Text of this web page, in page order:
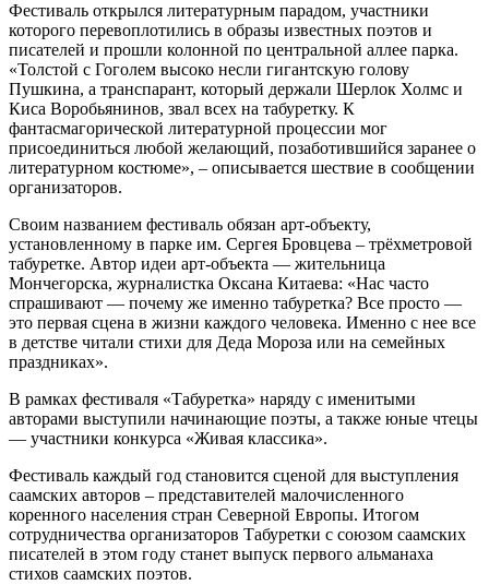
Фестиваль открылся литературным парадом, участники
которого перевоплотились в образы известных поэтов и
писателей и прошли колонной по центральной аллее парка.
«Толстой с Гоголем высоко несли гигантскую голову
Пушкина, а транспарант, который держали Шерлок Холмс и
Киса Воробьянинов, звал всех на табуретку. К
фантасмагорической литературной процессии мог
присоединиться любой желающий, позаботившийся заранее о
литературном костюме», – описывается шествие в сообщении
организаторов.
Своим названием фестиваль обязан арт-объекту,
установленному в парке им. Сергея Бровцева – трёхметровой
табуретке. Автор идеи арт-объекта — жительница
Мончегорска, журналистка Оксана Китаева: «Нас часто
спрашивают — почему же именно табуретка? Все просто —
это первая сцена в жизни каждого человека. Именно с нее все
в детстве читали стихи для Деда Мороза или на семейных
праздниках».
В рамках фестиваля «Табуретка» наряду с именитыми
авторами выступили начинающие поэты, а также юные чтецы
— участники конкурса «Живая классика».
Фестиваль каждый год становится сценой для выступления
саамских авторов – представителей малочисленного
коренного населения стран Северной Европы. Итогом
сотрудничества организаторов Табуретки с союзом саамских
писателей в этом году станет выпуск первого альманаха
стихов саамских поэтов.